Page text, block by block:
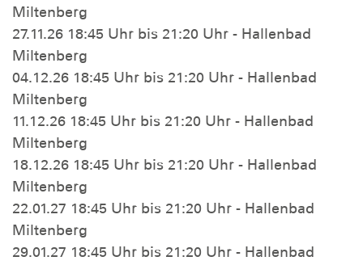
Miltenberg
27.11.26 18:45 Uhr bis 21:20 Uhr - Hallenbad
Miltenberg
04.12.26 18:45 Uhr bis 21:20 Uhr - Hallenbad
Miltenberg
11.12.26 18:45 Uhr bis 21:20 Uhr - Hallenbad
Miltenberg
18.12.26 18:45 Uhr bis 21:20 Uhr - Hallenbad
Miltenberg
22.01.27 18:45 Uhr bis 21:20 Uhr - Hallenbad
Miltenberg
29.01.27 18:45 Uhr bis 21:20 Uhr - Hallenbad